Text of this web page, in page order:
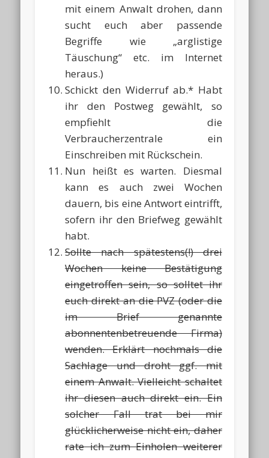
mit einem Anwalt drohen, dann
sucht euch aber passende
Begriffe wie „arglistige
Täuschung“ etc. im Internet
heraus.)
Schickt den Widerruf ab.* Habt
ihr den Postweg gewählt, so
empfiehlt die
Verbraucherzentrale ein
Einschreiben mit Rückschein.
Nun heißt es warten. Diesmal
kann es auch zwei Wochen
dauern, bis eine Antwort eintrifft,
sofern ihr den Briefweg gewählt
habt.
Sollte nach spätestens(!) drei
Wochen keine Bestätigung
eingetroffen sein, so solltet ihr
euch direkt an die PVZ (oder die
im Brief genannte
abonnentenbetreuende Firma)
wenden. Erklärt nochmals die
Sachlage und droht ggf. mit
einem Anwalt. Vielleicht schaltet
ihr diesen auch direkt ein. Ein
solcher Fall trat bei mir
glücklicherweise nicht ein, daher
rate ich zum Einholen weiterer